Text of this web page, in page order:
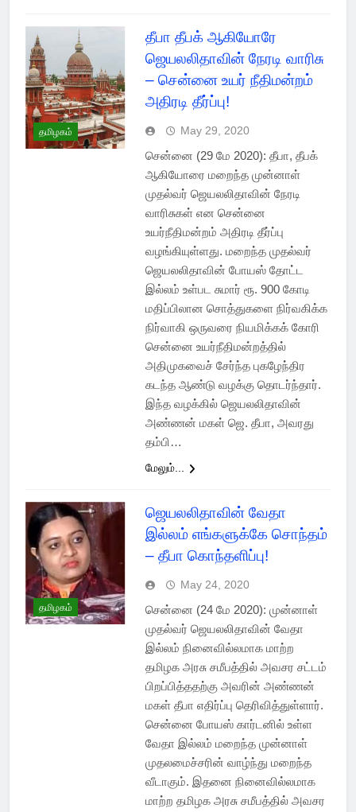
தமிழகம்
தீபா தீபக் ஆகியோரே
ஜெயலலிதாவின் நேரடி வாரிசு
– சென்னை உயர் நீதிமன்றம்
அதிரடி தீர்ப்பு!
May 29, 2020
சென்னை (29 மே 2020): தீபா, தீபக்
ஆகியோரை மறைந்த முன்னாள்
முதல்வர் ஜெயலலிதாவின் நேரடி
வாரிசுகள் என சென்னை
உயர்நீதிமன்றம் அதிரடி தீர்ப்பு
வழங்கியுள்ளது. மறைந்த முதல்வர்
ஜெயலலிதாவின் போயஸ் தோட்ட
இல்லம் உள்பட சுமார் ரூ. 900 கோடி
மதிப்பிலான சொத்துகளை நிர்வகிக்க
நிர்வாகி ஒருவரை நியமிக்கக் கோரி
சென்னை உயர்நீதிமன்றத்தில்
அதிமுகவைச் சேர்ந்த புகழேந்திர
கடந்த ஆண்டு வழக்கு தொடர்ந்தார்.
இந்த வழக்கில் ஜெயலலிதாவின்
அண்ணன் மகள் ஜெ. தீபா, அவரது
தம்பி…
மேலும்...
தமிழகம்
ஜெயலலிதாவின் வேதா
இல்லம் எங்களுக்கே சொந்தம்
– தீபா கொந்தளிப்பு!
May 24, 2020
சென்னை (24 மே 2020): முன்னாள்
முதல்வர் ஜெயலலிதாவின் வேதா
இல்லம் நினைவில்லமாக மாற்ற
தமிழக அரசு சமீபத்தில் அவசர சட்டம்
பிறப்பித்ததற்கு அவரின் அண்ணன்
மகள் தீபா எதிர்ப்பு தெரிவித்துள்ளார்.
சென்னை போயஸ் கார்டனில் உள்ள
வேதா இல்லம் மறைந்த முன்னாள்
முதலமைச்சரின் வாழ்ந்து மறைந்த
வீடாகும். இதனை நினைவில்லமாக
மாற்ற தமிழக அரசு சமீபத்தில் அவசர